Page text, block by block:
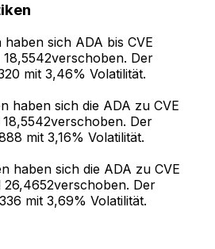
sich ADA bis CVE
Der
mit 3,46% Volatilität.
haben sich die ADA zu CVE
Der
mit 3,16% Volatilität.
haben sich die ADA zu CVE
26,4652verschoben. Der
mit 3,69% Volatilität.